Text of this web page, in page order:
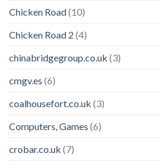
Chicken Road(10)
Chicken Road 2 (4)
chinabridgegroup.co.uk (3)
cmgv.es (6)
coalhousefort.co.uk (3)
Computers, Games (6)
crobar.co.uk (7)